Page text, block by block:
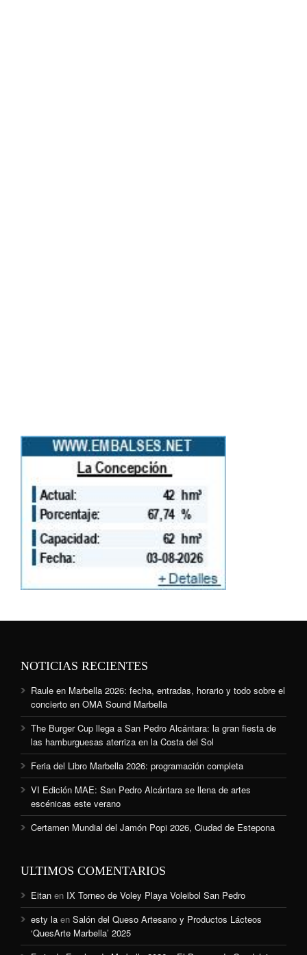
NOTICIAS RECIENTES
Raule en Marbella 2026: fecha, entradas, horario y todo sobre el
concierto en OMA Sound Marbella
The Burger Cup llega a San Pedro Alcántara: la gran fiesta de
las hamburguesas aterriza en la Costa del Sol
Feria del Libro Marbella 2026: programación completa
VI Edición MAE: San Pedro Alcántara se llena de artes
escénicas este verano
Certamen Mundial del Jamón Popi 2026, Ciudad de Estepona
ULTIMOS COMENTARIOS
Eitan en IX Torneo de Voley Playa Voleibol San Pedro
esty la en Salón del Queso Artesano y Productos Lácteos
‘QuesArte Marbella’ 2025